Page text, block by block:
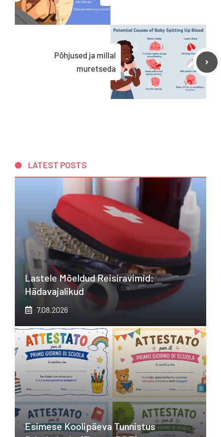
Põhjused ja millal
muretseda
LATEST POSTS
Lastele Mõeldud Reisiravimid:
Hädavajalikud
7.08.2026
Esimese Koolipäeva Tunnistus